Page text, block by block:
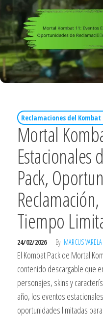
Reclamaciones del Kombat
Mortal
Estacionales
Pack,
Tiempo
24/02/2026 By MARCUS VARELA
El Kombat Pack de Mortal
contenido descargable que
personajes, skins y
año, los eventos
oportunidades limitadas